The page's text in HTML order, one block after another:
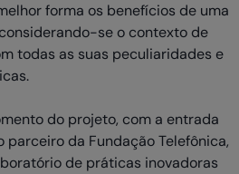
forma os benefícios de uma
se o contexto de
todas as suas peculiaridades e
do projeto, com a entrada
parceiro da Fundação Telefônica,
de práticas inovadoras